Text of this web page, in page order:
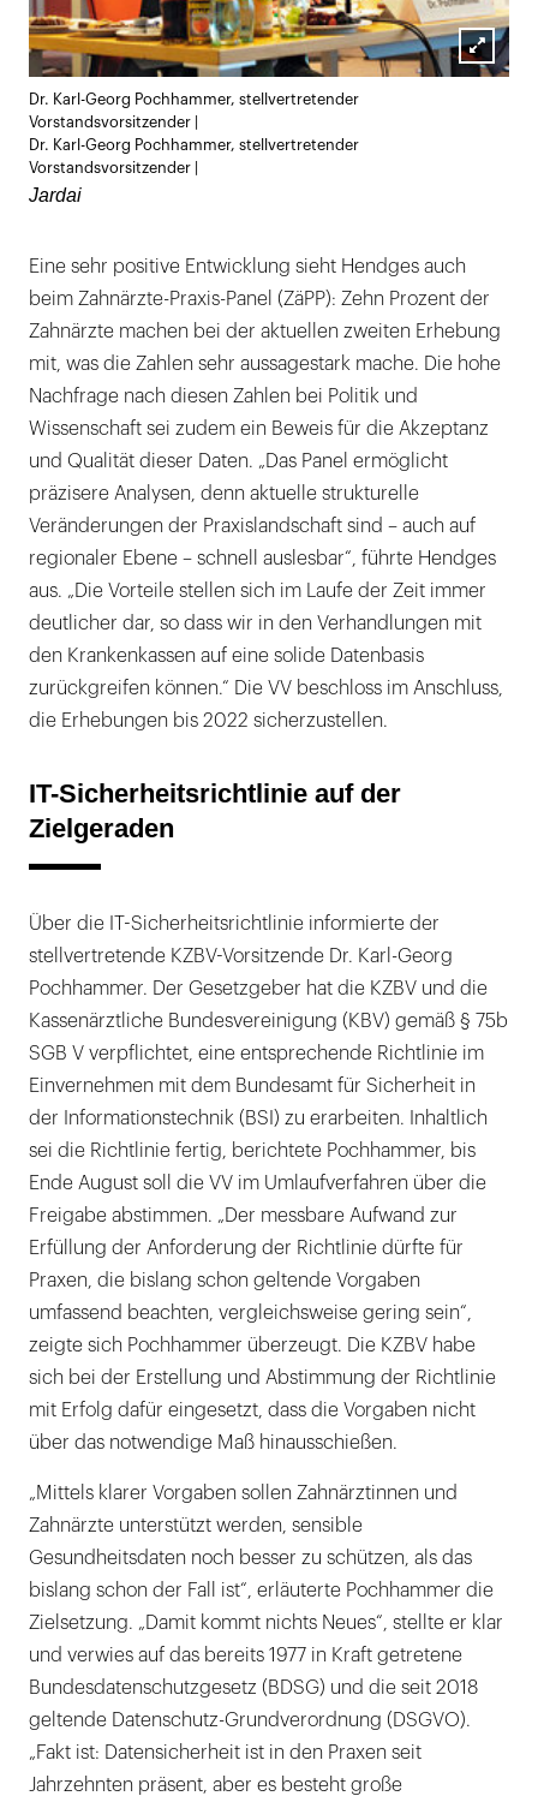
Dr. Karl-Georg Pochhammer, stellvertretender
Vorstandsvorsitzender |
Dr. Karl-Georg Pochhammer, stellvertretender
Vorstandsvorsitzender |
Jardai
Eine sehr positive Entwicklung sieht Hendges auch
beim Zahnärzte-Praxis-Panel (ZäPP): Zehn Prozent der
Zahnärzte machen bei der aktuellen zweiten Erhebung
mit, was die Zahlen sehr aussagestark mache. Die hohe
Nachfrage nach diesen Zahlen bei Politik und
Wissenschaft sei zudem ein Beweis für die Akzeptanz
und Qualität dieser Daten. „Das Panel ermöglicht
präzisere Analysen, denn aktuelle strukturelle
Veränderungen der Praxislandschaft sind – auch auf
regionaler Ebene – schnell auslesbar“, führte Hendges
aus. „Die Vorteile stellen sich im Laufe der Zeit immer
deutlicher dar, so dass wir in den Verhandlungen mit
den Krankenkassen auf eine solide Datenbasis
zurückgreifen können.“ Die VV beschloss im Anschluss,
die Erhebungen bis 2022 sicherzustellen.
IT-Sicherheitsrichtlinie auf der
Zielgeraden
Über die IT-Sicherheitsrichtlinie informierte der
stellvertretende KZBV-Vorsitzende Dr. Karl-Georg
Pochhammer. Der Gesetzgeber hat die KZBV und die
Kassenärztliche Bundesvereinigung (KBV) gemäß § 75b
SGB V verpflichtet, eine entsprechende Richtlinie im
Einvernehmen mit dem Bundesamt für Sicherheit in
der Informationstechnik (BSI) zu erarbeiten. Inhaltlich
sei die Richtlinie fertig, berichtete Pochhammer, bis
Ende August soll die VV im Umlaufverfahren über die
Freigabe abstimmen. „Der messbare Aufwand zur
Erfüllung der Anforderung der Richtlinie dürfte für
Praxen, die bislang schon geltende Vorgaben
umfassend beachten, vergleichsweise gering sein“,
zeigte sich Pochhammer überzeugt. Die KZBV habe
sich bei der Erstellung und Abstimmung der Richtlinie
mit Erfolg dafür eingesetzt, dass die Vorgaben nicht
über das notwendige Maß hinausschießen.
„Mittels klarer Vorgaben sollen Zahnärztinnen und
Zahnärzte unterstützt werden, sensible
Gesundheitsdaten noch besser zu schützen, als das
bislang schon der Fall ist“, erläuterte Pochhammer die
Zielsetzung. „Damit kommt nichts Neues“, stellte er klar
und verwies auf das bereits 1977 in Kraft getretene
Bundesdatenschutzgesetz (BDSG) und die seit 2018
geltende Datenschutz-Grundverordnung (DSGVO).
„Fakt ist: Datensicherheit ist in den Praxen seit
Jahrzehnten präsent, aber es besteht große